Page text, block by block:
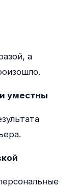
а
уместны